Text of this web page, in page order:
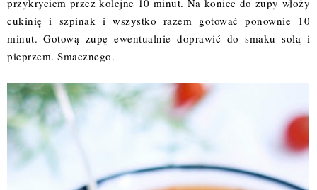
cukinię i szpinak i wszystko razem gotować ponownie 10
minut. Gotową zupę ewentualnie doprawić do smaku solą i
pieprzem. Smacznego.